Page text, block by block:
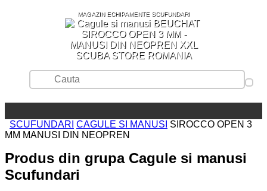
MAGAZIN ECHIPAMENTE SCUFUNDARI
SCUBA STORE ROMANIA
SCUFUNDARI CAGULE SI MANUSI SIROCCO OPEN 3
MM MANUSI DIN NEOPREN
Produs din grupa Cagule si manusi
Scufundari